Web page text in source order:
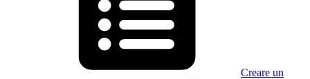
Creare un